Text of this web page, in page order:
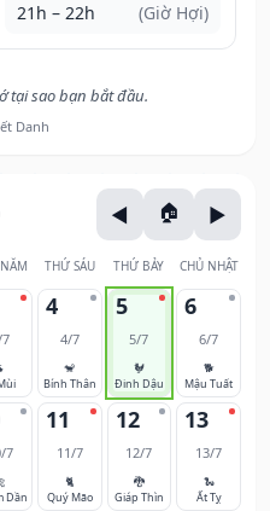
21h – 22h (Giờ Hợi)
tại sao bạn bắt đầu.
Danh
THỨ SÁU THỨ BẢY CHỦ NHẬT
4
4/7
🐒
Bính Thân
5
5/7
🐓
Đinh Dậu
6
6/7
🐕
Mậu Tuất
7
Dần
11
11/7
🐈
Quý Mão
12
12/7
🐉
Giáp Thìn
13
13/7
🐍
Ất Tỵ